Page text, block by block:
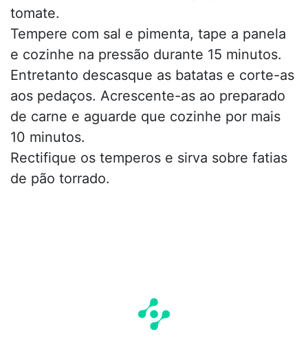
tomate.
Tempere com sal e pimenta, tape a panela
e cozinhe na pressão durante 15 minutos.
Entretanto descasque as batatas e corte-as
aos pedaços. Acrescente-as ao preparado
de carne e aguarde que cozinhe por mais
10 minutos.
Rectifique os temperos e sirva sobre fatias
de pão torrado.